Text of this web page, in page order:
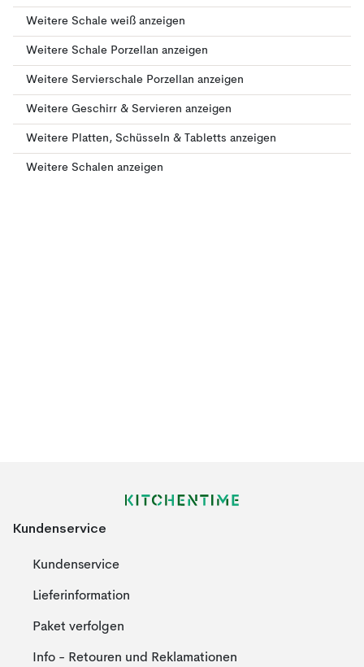
Weitere Schale weiß anzeigen
Weitere Schale Porzellan anzeigen
Weitere Servierschale Porzellan anzeigen
Weitere Geschirr & Servieren anzeigen
Weitere Platten, Schüsseln & Tabletts anzeigen
Weitere Schalen anzeigen
Kundenservice
Kundenservice
Lieferinformation
Paket verfolgen
Info - Retouren und Reklamationen